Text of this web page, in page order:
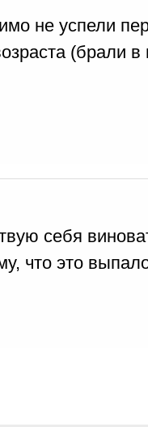
не успели
(брали в
себя
что это